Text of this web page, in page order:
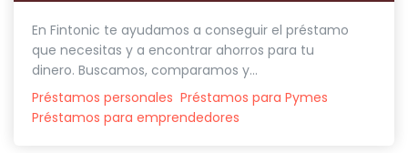
En Fintonic te ayudamos a conseguir el préstamo
que necesitas y a encontrar ahorros para tu
dinero. Buscamos, comparamos y...
Préstamos personales Préstamos para Pymes
Préstamos para emprendedores